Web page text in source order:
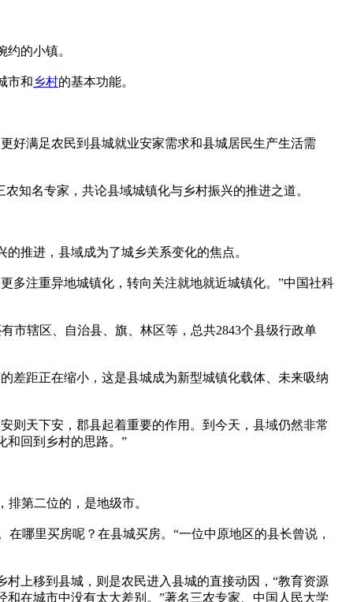
的小镇。
市和乡村的基本功能。
好满足农民到县城就业安家需求和县城居民生产生活需
知名专家，共论县域城镇化与乡村振兴的推进之道。
推进，县域成为了城乡关系变化的焦点。
多注重异地城镇化，转向关注就地就近城镇化。”中国社科
市辖区、自治县、旗、林区等，总共2843个县级行政单
差距正在缩小，这是县城成为新型城镇化载体、未来吸纳
则天下安，郡县起着重要的作用。到今天，县域仍然非常
和回到乡村的思路。”
第二位的，是地级市。
哪里买房呢？在县城买房。“一位中原地区的县长曾说，
上移到县城，则是农民进入县城的直接动因，“教育资源
在城市中没有太大差别。”著名三农专家、中国人民大学